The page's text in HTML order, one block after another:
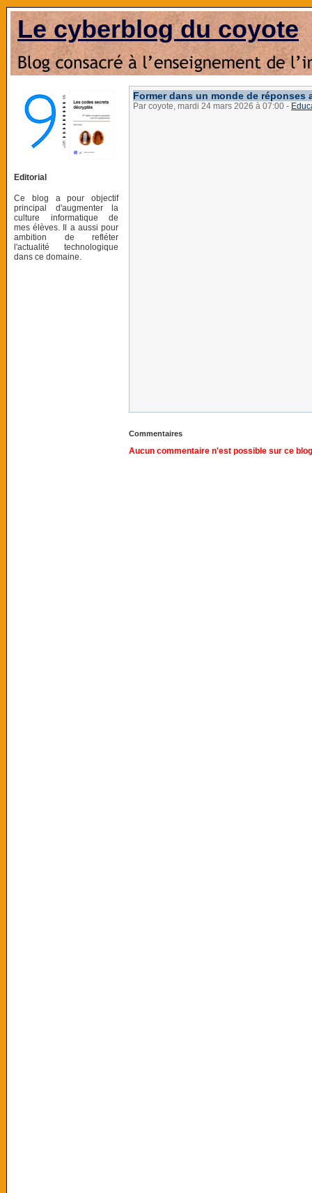
Le cyberblog du coyote
Editorial
Ce blog a pour objectif
principal d'augmenter la
culture informatique de
mes élèves. Il a aussi pour
ambition de refléter
l'actualité technologique
dans ce domaine.
Former dans un monde de réponses
Par coyote, mardi 24 mars 2026 à 07:00 -
Commentaires
Aucun commentaire n'est possible sur ce